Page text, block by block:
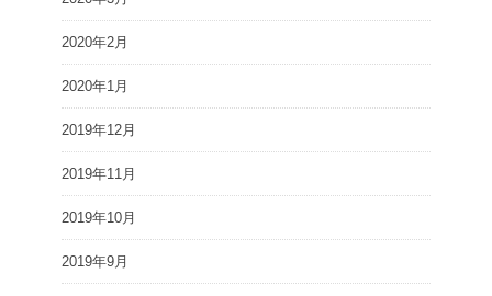
2020年2月
2020年1月
2019年12月
2019年11月
2019年10月
2019年9月